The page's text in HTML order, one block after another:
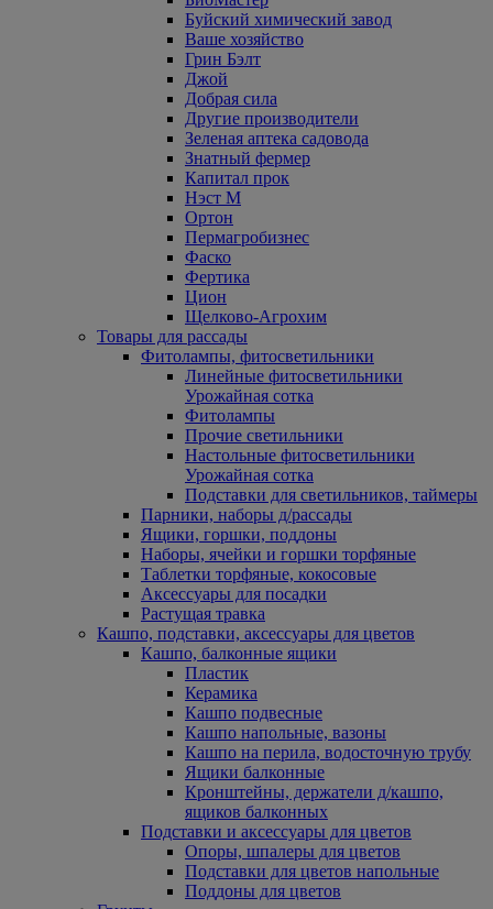
Буйский химический завод
Ваше хозяйство
Грин Бэлт
Джой
Добрая сила
Другие производители
Зеленая аптека садовода
Знатный фермер
Капитал прок
Нэст М
Ортон
Пермагробизнес
Фаско
Фертика
Цион
Щелково-Агрохим
Товары для рассады
Фитолампы, фитосветильники
Линейные фитосветильники
Урожайная сотка
Фитолампы
Прочие светильники
Настольные фитосветильники
Урожайная сотка
Подставки для светильников, таймеры
Парники, наборы д/рассады
Ящики, горшки, поддоны
Наборы, ячейки и горшки торфяные
Таблетки торфяные, кокосовые
Аксессуары для посадки
Растущая травка
Кашпо, подставки, аксессуары для цветов
Кашпо, балконные ящики
Пластик
Керамика
Кашпо подвесные
Кашпо напольные, вазоны
Кашпо на перила, водосточную трубу
Ящики балконные
Кронштейны, держатели д/кашпо,
ящиков балконных
Подставки и аксессуары для цветов
Опоры, шпалеры для цветов
Подставки для цветов напольные
Поддоны для цветов